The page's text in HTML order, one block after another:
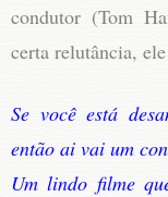
condutor (Tom
certa relutância,
Se você está
então ai vai um
Um lindo filme